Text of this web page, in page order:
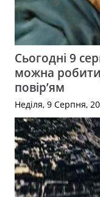
Сьогодні 9
можна
повір’ям
Неділя, 9 Серпня,